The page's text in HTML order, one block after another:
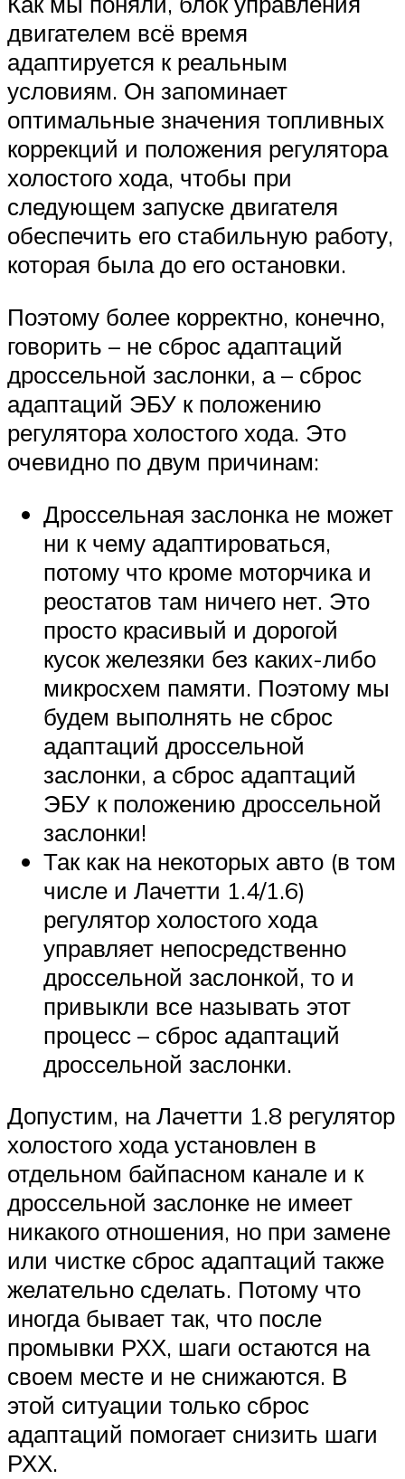
Меню
двигателем всё время
адаптируется к реальным
условиям. Он запоминает
оптимальные значения топливных
коррекций и положения регулятора
холостого хода, чтобы при
следующем запуске двигателя
обеспечить его стабильную работу,
которая была до его остановки.
Поэтому более корректно, конечно,
говорить – не сброс адаптаций
дроссельной заслонки, а – сброс
адаптаций ЭБУ к положению
регулятора холостого хода. Это
очевидно по двум причинам:
Дроссельная заслонка не может
ни к чему адаптироваться,
потому что кроме моторчика и
реостатов там ничего нет. Это
просто красивый и дорогой
кусок железяки без каких-либо
микросхем памяти. Поэтому мы
будем выполнять не сброс
адаптаций дроссельной
заслонки, а сброс адаптаций
ЭБУ к положению дроссельной
заслонки!
Так как на некоторых авто (в том
числе и Лачетти 1.4/1.6)
регулятор холостого хода
управляет непосредственно
дроссельной заслонкой, то и
привыкли все называть этот
процесс – сброс адаптаций
дроссельной заслонки.
Допустим, на Лачетти 1.8 регулятор
холостого хода установлен в
отдельном байпасном канале и к
дроссельной заслонке не имеет
никакого отношения, но при замене
или чистке сброс адаптаций также
желательно сделать. Потому что
иногда бывает так, что после
промывки РХХ, шаги остаются на
своем месте и не снижаются. В
этой ситуации только сброс
адаптаций помогает снизить шаги
РХХ.